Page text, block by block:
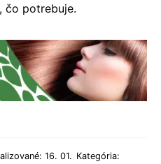
čo potrebuje.
16. 01. Kategória: